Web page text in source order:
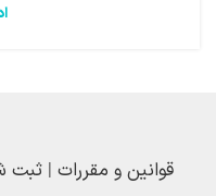
قوانین و مقررات |ثبت